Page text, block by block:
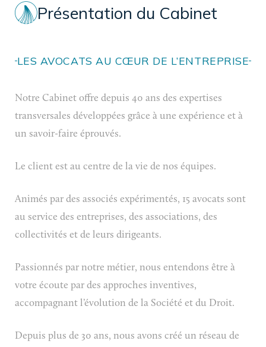
Présentation du Cabinet
LES AVOCATS AU CŒUR DE L’ENTREPRISE
Notre Cabinet offre depuis 40 ans des expertises
transversales développées grâce à une expérience et à
un savoir-faire éprouvés.
Le client est au centre de la vie de nos équipes.
Animés par des associés expérimentés, 15 avocats sont
au service des entreprises, des associations, des
collectivités et de leurs dirigeants.
Passionnés par notre métier, nous entendons être à
votre écoute par des approches inventives,
accompagnant l’évolution de la Société et du Droit.
Depuis plus de 30 ans, nous avons créé un réseau de